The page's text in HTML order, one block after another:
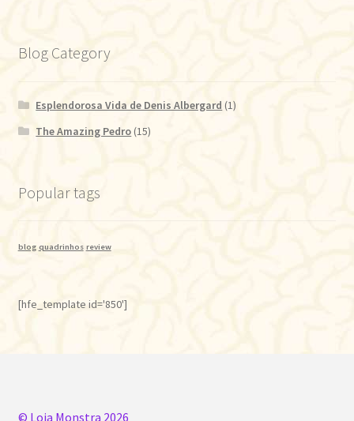
Blog Category
Esplendorosa Vida de Denis Albergard (1)
The Amazing Pedro (15)
Popular tags
blog quadrinhos review
[hfe_template id='850']
© Loja Monstra 2026